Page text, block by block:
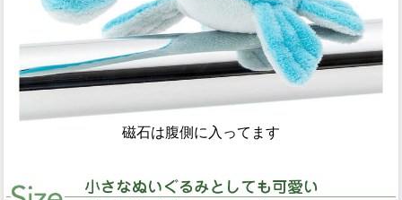
磁石は腹側に入ってます